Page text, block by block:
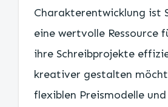
Charakterentwicklung ist
eine wertvolle Ressource
ihre Schreibprojekte
kreativer gestalten
flexiblen Preismodelle